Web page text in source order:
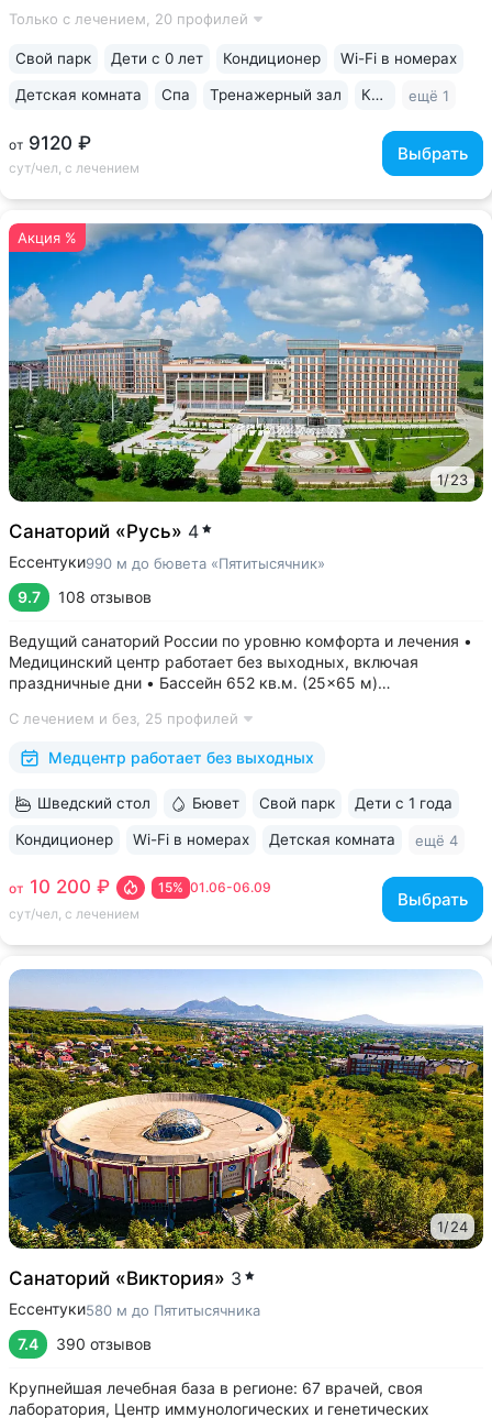
и «Ессентуки-Новая» • Санаторий с восточным колоритом
Только с лечением, 20 профилей
от 9120 ₽
сут/чел, с лечением
Выбрать
Свой парк Дети с 0 лет Кондиционер Wi-Fi в номерах
Детская комната Спа Тренажерный зал Караоке ещё 1
Акция %
1/23
Санаторий «Русь» 4
Ессентуки990 м до бювета «Пятитысячник»
9.7 108 отзывов
Ведущий санаторий России по уровню комфорта и лечения •
Медицинский центр работает без выходных, включая
праздничные дни • Бассейн 652 кв.м. (25×65 м)
Глубина от 30 до 180 см, есть отдельная детская зона. Рядом
расположены закрытая терраса...
С лечением и без, 25 профилей
Медцентр работает без выходных
01.06-06.09
15%
от 10 200 ₽
сут/чел, с лечением
Выбрать
Шведский стол Бювет Свой парк Дети с 1 года
Кондиционер Wi-Fi в номерах Детская комната ещё 4
1/24
Санаторий «Виктория» 3
Ессентуки580 м до Пятитысячника
7.4 390 отзывов
Крупнейшая лечебная база в регионе: 67 врачей, своя
лаборатория, Центр иммунологических и генетических